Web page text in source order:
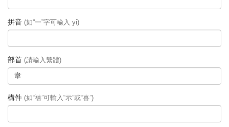
拼音 (如“一”字可輸入 yi)
部首 (請輸入繁體)
構件 (如“禧”可輸入“示”或“喜”)